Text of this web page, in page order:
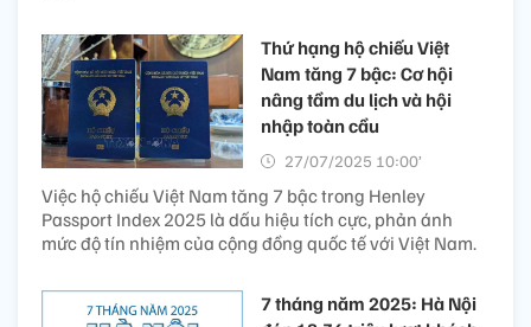
Thứ hạng hộ chiếu Việt
Nam tăng 7 bậc: Cơ hội
nâng tầm du lịch và hội
nhập toàn cầu
27/07/2025 10:00’
Việc hộ chiếu Việt Nam tăng 7 bậc trong Henley
Passport Index 2025 là dấu hiệu tích cực, phản ánh
mức độ tín nhiệm của cộng đồng quốc tế với Việt Nam.
7 tháng năm 2025: Hà Nội